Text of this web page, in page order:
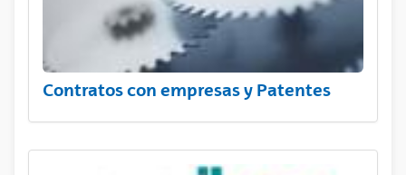
Contratos con empresas y Patentes